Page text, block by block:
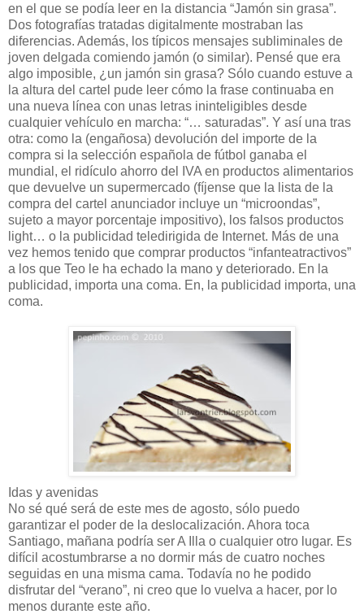
en el que se podía leer en la distancia “Jamón sin grasa”.
Dos fotografías tratadas digitalmente mostraban las
diferencias. Además, los típicos mensajes subliminales de
joven delgada comiendo jamón (o similar). Pensé que era
algo imposible, ¿un jamón sin grasa? Sólo cuando estuve a
la altura del cartel pude leer cómo la frase continuaba en
una nueva línea con unas letras ininteligibles desde
cualquier vehículo en marcha: “… saturadas”. Y así una tras
otra: como la (engañosa) devolución del importe de la
compra si la selección española de fútbol ganaba el
mundial, el ridículo ahorro del IVA en productos alimentarios
que devuelve un supermercado (fíjense que la lista de la
compra del cartel anunciador incluye un “microondas”,
sujeto a mayor porcentaje impositivo), los falsos productos
light… o la publicidad teledirigida de Internet. Más de una
vez hemos tenido que comprar productos “infanteatractivos”
a los que Teo le ha echado la mano y deteriorado. En la
publicidad, importa una coma. En, la publicidad importa, una
coma.
Idas y avenidas
No sé qué será de este mes de agosto, sólo puedo
garantizar el poder de la deslocalización. Ahora toca
Santiago, mañana podría ser A Illa o cualquier otro lugar. Es
difícil acostumbrarse a no dormir más de cuatro noches
seguidas en una misma cama. Todavía no he podido
disfrutar del “verano”, ni creo que lo vuelva a hacer, por lo
menos durante este año.